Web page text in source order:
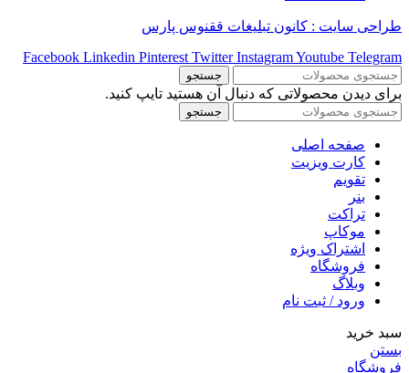
طراحی سایت : کانون تبلیغات ققنوس پارس
Facebook Linkedin Pinterest Twitter InstagramYoutube Telegram
جستجو
برای دیدن محصولاتی که دنبال آن هستید تایپ کنید.
جستجو
صفحه اصلی
کارت ویزیت
تقویم
بنر
تراکت
موکاپ
اشتراک ویژه
فروشگاه
وبلاگ
ورود / ثبت نام
سبد خرید
بستن
فروشگاه